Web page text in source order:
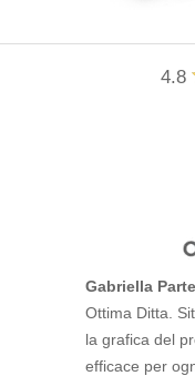
4.8
Gabriella
Ottima Ditta.
la grafica del
efficace per